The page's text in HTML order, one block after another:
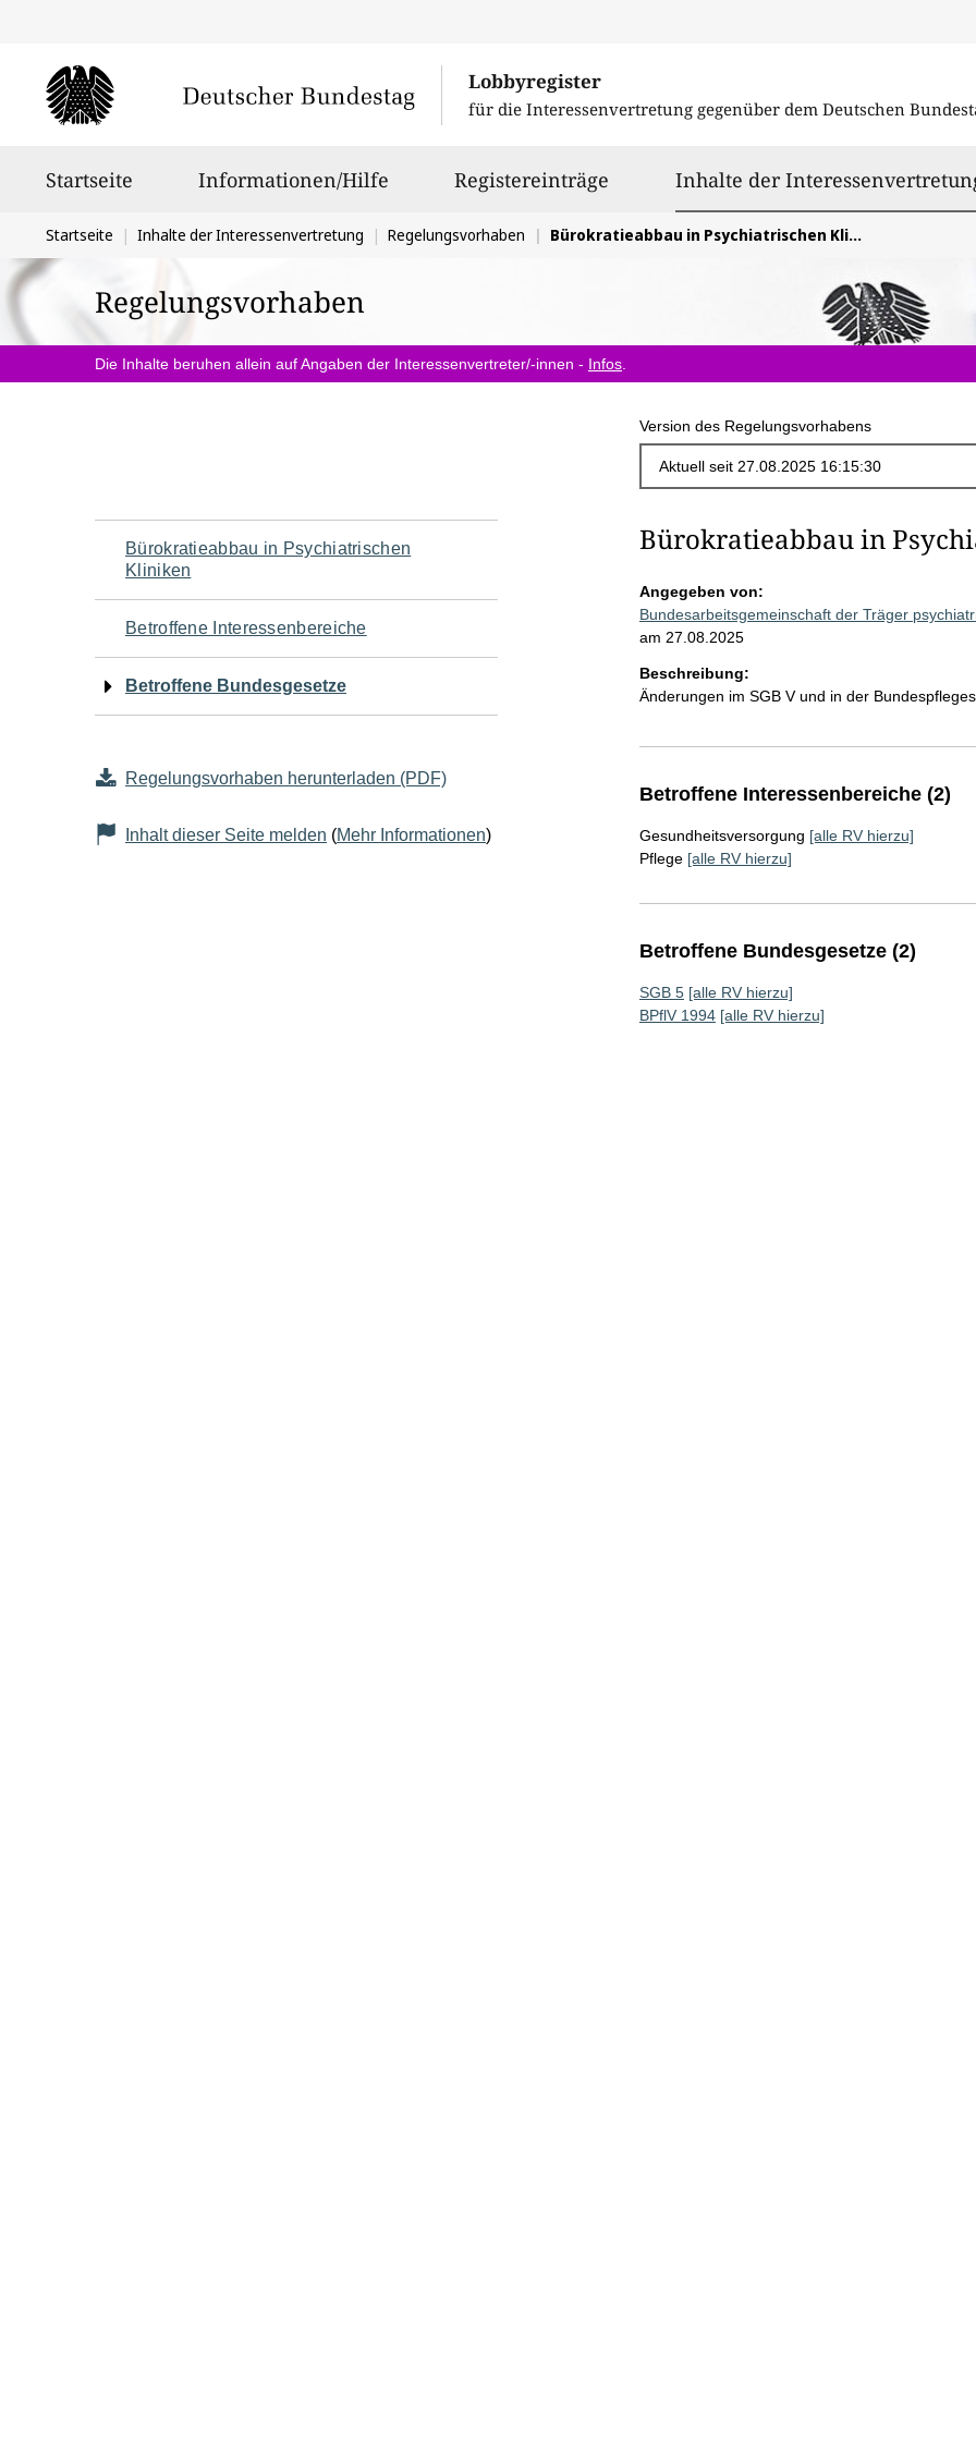
Lobbyregister
für die Interessenvertretung gegenüber dem Deutschen
Startseite Informationen/Hilfe Registereinträge Inhalte der
Sie
befinden
sich
hier:
Startseite Inhalte der Interessenvertretung Regelungsvorhaben Bürokratieabbau in Psychiatrischen Kliniken
Regelungsvorhaben
Die Inhalte beruhen allein auf Angaben der Interessenvertreter/-innen - Infos
Version des Regelungsvorhabens
Navigation
für
den
Seiteninhalt
Bürokratieabbau in Psychiatrischen
Kliniken
Betroffene Interessenbereiche
Betroffene Bundesgesetze
Regelungsvorhaben herunterladen (PDF)
Inhalt dieser Seite melden (Mehr Informationen)
Bürokratieabbau in
Angegeben von:
Bundesarbeitsgemeinschaft der Träger
am 27.08.2025
Beschreibung:
Änderungen im SGB V und in der
Betroffene Interessenbereiche (2)
Gesundheitsversorgung [alle RV hierzu]
Pflege [alle RV hierzu]
Betroffene Bundesgesetze (2)
SGB 5 [alle RV hierzu]
BPflV 1994 [alle RV hierzu]